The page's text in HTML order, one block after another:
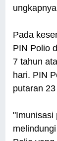
Pada
PIN Polio
7 tahun
hari. PIN
putaran
"Imunisasi